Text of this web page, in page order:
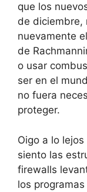
que los
de diciembre,
nuevamente
de
o usar
ser en el
no fuera
proteger.
Oigo a lo
siento las
firewalls
los